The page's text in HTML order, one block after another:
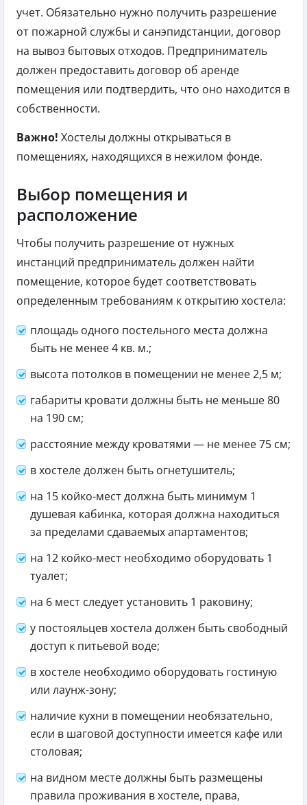
учет. Обязательно нужно получить разрешение
от пожарной службы и санэпидстанции, договор
на вывоз бытовых отходов. Предприниматель
должен предоставить договор об аренде
помещения или подтвердить, что оно находится в
собственности.
Важно! Хостелы должны открываться в
помещениях, находящихся в нежилом фонде.
Выбор помещения и
расположение
Чтобы получить разрешение от нужных
инстанций предприниматель должен найти
помещение, которое будет соответствовать
определенным требованиям к открытию хостела:
площадь одного постельного места должна
быть не менее 4 кв. м.;
высота потолков в помещении не менее 2,5 м;
габариты кровати должны быть не меньше 80
на 190 см;
расстояние между кроватями — не менее 75 см;
в хостеле должен быть огнетушитель;
на 15 койко-мест должна быть минимум 1
душевая кабинка, которая должна находиться
за пределами сдаваемых апартаментов;
на 12 койко-мест необходимо оборудовать 1
туалет;
на 6 мест следует установить 1 раковину;
у постояльцев хостела должен быть свободный
доступ к питьевой воде;
в хостеле необходимо оборудовать гостиную
или лаунж-зону;
наличие кухни в помещении необязательно,
если в шаговой доступности имеется кафе или
столовая;
на видном месте должны быть размещены
правила проживания в хостеле, права,